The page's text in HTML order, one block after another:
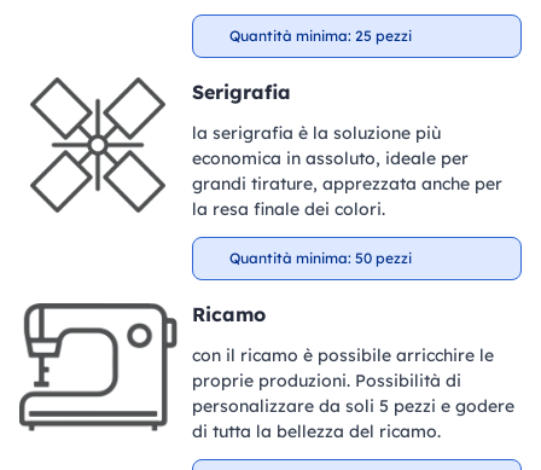
Quantità minima: 25 pezzi
Serigrafia
la serigrafia è la soluzione più
economica in assoluto, ideale per
grandi tirature, apprezzata anche per
la resa finale dei colori.
Quantità minima: 50 pezzi
Ricamo
con il ricamo è possibile arricchire le
proprie produzioni. Possibilità di
personalizzare da soli 5 pezzi e godere
di tutta la bellezza del ricamo.